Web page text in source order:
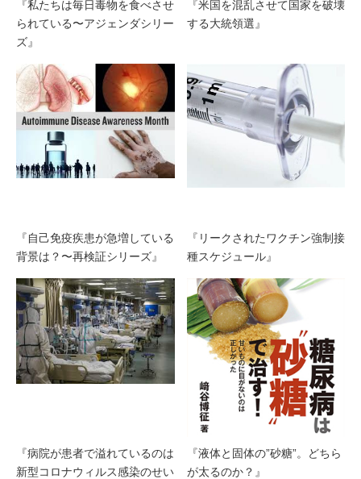
『私たちは毎日毒物を食べさせ
られている〜アジェンダシリー
ズ』
『米国を混乱させて国家を破壊
する大統領選』
『自己免疫疾患が急増している
背景は？〜再検証シリーズ』
『リークされたワクチン強制接
種スケジュール』
『病院が患者で溢れているのは
新型コロナウィルス感染のせい
『液体と固体の”砂糖”。どちら
が太るのか？』